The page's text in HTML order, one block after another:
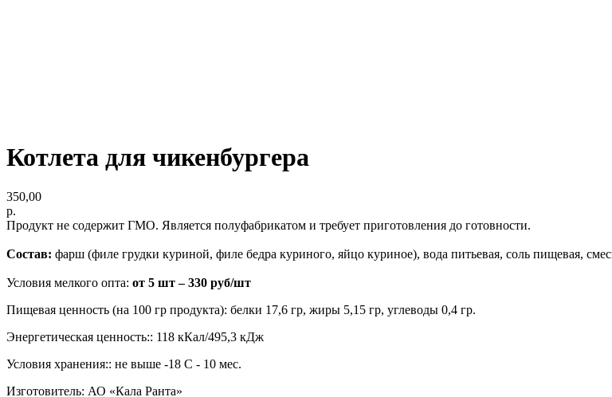
Котлета для чикенбургера
350,00
р.
Продукт не содержит ГМО. Является полуфабрикатом и требует приготовления до готовности.
Состав: фарш (филе грудки куриной, филе бедра куриного, яйцо куриное), вода питьевая, соль пищевая,
Условия мелкого опта: от 5 шт – 330 руб/шт
Пищевая ценность (на 100 гр продукта): белки 17,6 гр, жиры 5,15 гр, углеводы 0,4 гр.
Энергетическая ценность:: 118 кКал/495,3 кДж
Условия хранения:: не выше -18 С - 10 мес.
Изготовитель: АО «Кала Ранта»